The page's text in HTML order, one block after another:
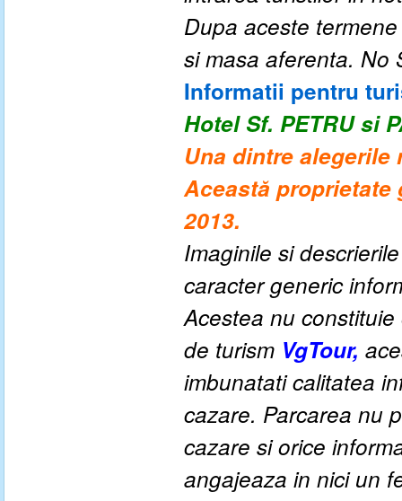
Dupa aceste
si masa aferenta. No
Informatii pentru
Hotel Sf. PETRU si
Una dintre alegerile
Această proprietate
2013.
Imaginile si
caracter generic
Acestea nu
de turism VgTour,
imbunatati calitatea
cazare. Parcarea nu
cazare si orice
angajeaza in nici un